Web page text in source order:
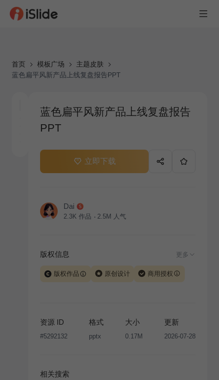
首页 模板广场
主题皮肤
蓝色扁平风新产品上线复盘报告PPT
蓝色扁平风新产品上线复盘报告
PPT
立即下载
Dai
2.3K 作品 2.5M 人气
版权信息 更多
版权作品 原创设计 商用授权
版权声明
条款，禁止任何形式的转让、出售或出租，未
经投权许可任何人不得擅自转载和分发，否则将接照我
资源 ID
#5292132
格式
pptx
大小
0.17M
更新
2026-07-28
相关搜索